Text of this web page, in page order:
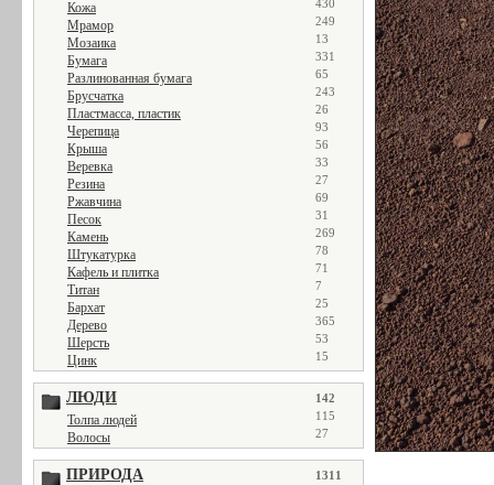
Кожа 430
Мрамор 249
Мозаика 13
Бумага 331
Разлинованная бумага 65
Брусчатка 243
Пластмасса, пластик 26
Черепица 93
Крыша 56
Веревка 33
Резина 27
Ржавчина 69
Песок 31
Камень 269
Штукатурка 78
Кафель и плитка 71
Титан 7
Бархат 25
Дерево 365
Шерсть 53
Цинк 15
ЛЮДИ 142
Толпа людей 115
Волосы 27
ПРИРОДА 1311